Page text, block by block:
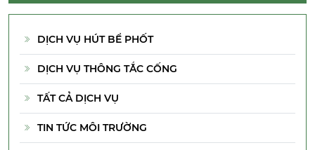
DỊCH VỤ HÚT BỂ PHỐT
DỊCH VỤ THÔNG TẮC CỐNG
TẤT CẢ DỊCH VỤ
TIN TỨC MÔI TRƯỜNG